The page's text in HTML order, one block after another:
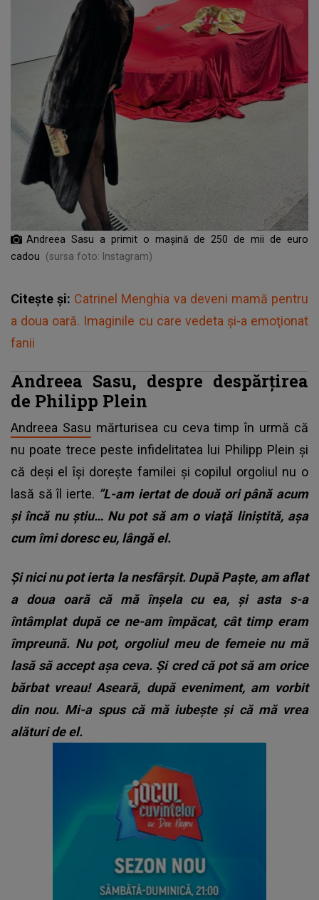
Andreea Sasu a primit o mașină de 250 de mii de euro
cadou
(sursa foto: Instagram)
Citește și: Catrinel Menghia va deveni mamă pentru
a doua oară. Imaginile cu care vedeta şi-a emoţionat
fanii
Andreea Sasu, despre despărțirea
de Philipp Plein
Andreea Sasu mărturisea cu ceva timp în urmă că
nu poate trece peste infidelitatea lui Philipp Plein și
că deși el își dorește familei și copilul orgoliul nu o
lasă să îl ierte. ”L-am iertat de două ori până acum
şi încă nu ştiu… Nu pot să am o viaţă liniştită, aşa
cum îmi doresc eu, lângă el.
Şi nici nu pot ierta la nesfârşit. După Paşte, am aflat
a doua oară că mă înşela cu ea, şi asta s-a
întâmplat după ce ne-am împăcat, cât timp eram
împreună. Nu pot, orgoliul meu de femeie nu mă
lasă să accept aşa ceva. Şi cred că pot să am orice
bărbat vreau! Aseară, după eveniment, am vorbit
din nou. Mi-a spus că mă iubeşte şi că mă vrea
alături de el.